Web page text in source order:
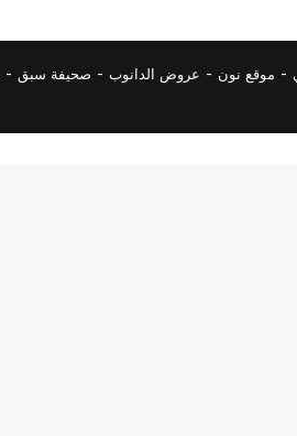
- موقع نون - عروض الدانوب - صحيفة سبق -